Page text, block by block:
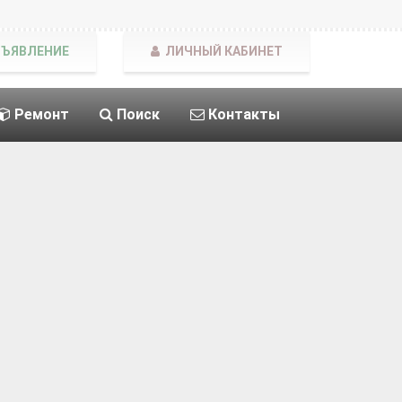
Ремонт Поиск Контакты
ЛИЧНЫЙ КАБИНЕТ